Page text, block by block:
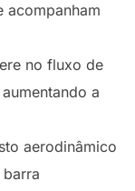
acompanham
no fluxo de
a
aerodinâmico